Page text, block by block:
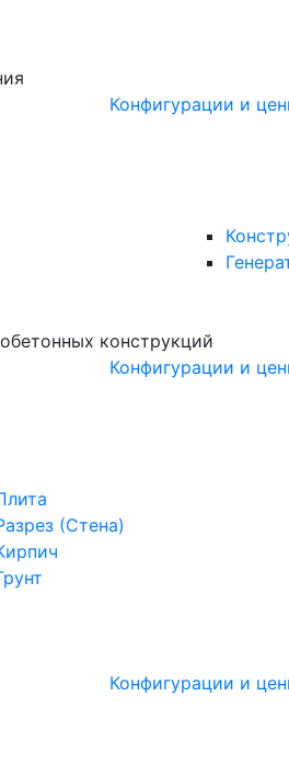
Конфигурации и
конструкций
Конфигурации и
(Стена)
Конфигурации и